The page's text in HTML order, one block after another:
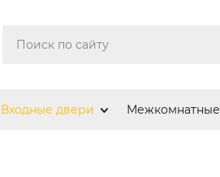
Входные двери Межкомнатные